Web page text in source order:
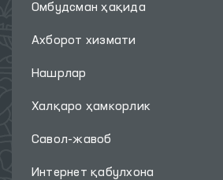
Омбудсман ҳақида
Ахборот хизмати
Нашрлар
Халқаро ҳамкорлик
Савол-жавоб
Интернет қабулхона